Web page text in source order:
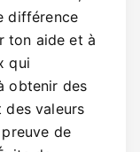
différence
ton aide et à
qui
obtenir des
valeurs
de